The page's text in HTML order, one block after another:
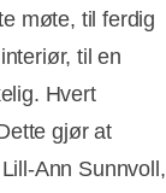
møte, til ferdig
til en
Hvert
gjør at
Ann Sunnvoll,